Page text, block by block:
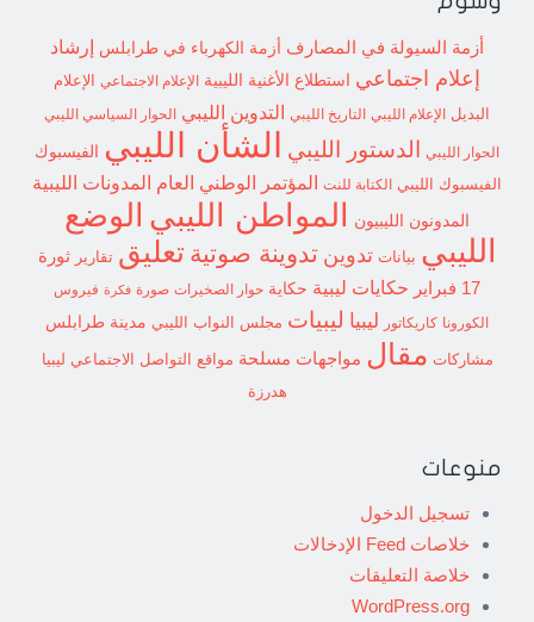
أزمة السيولة في المصارف أزمة الكهرباء في طرابلس إرشاد
إعلام اجتماعي استطلاع الأغنية الليبية الإعلام الاجتماعي
الإعلام
البديل الإعلام الليبي التاريخ الليبي التدوين الليبي الحوار السياسي الليبي
الحوار الليبي الدستور الليبي الشأن الليبي الفيسبوك
الفيسبوك الليبي الكتابة للنت المؤتمر الوطني العام المدونات الليبية
المدونون الليبيون المواطن الليبي الوضع
الليبي بيانات تدوين تدوينة صوتية تعليق تقارير
ثورة
17 فبراير
حكايات ليبية حكاية حوار الصخيرات صورة فكرة فيروس
الكورونا كاريكاتور ليبيا ليبيات مجلس النواب الليبي مدينة طرابلس
مشاركات مقال مواجهات مسلحة مواقع التواصل الاجتماعي ليبيا
هدرزة
منوعات
تسجيل الدخول
خلاصات Feed الإدخالات
خلاصة التعليقات
WordPress.org